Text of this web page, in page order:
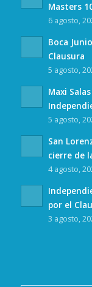
Masters
6 agosto,
Boca
Clausura
5 agosto,
Maxi
5 agosto,
San
cierre de
4 agosto,
por el
3 agosto,